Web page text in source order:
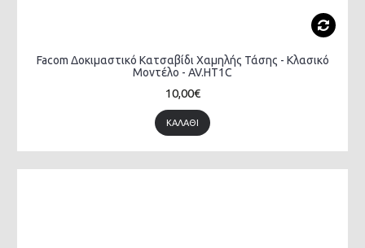
Facom Δοκιμαστικό Κατσαβίδι Χαμηλής Τάσης - Κλασικό
Μοντέλο - AV.HT1C
10,00€
ΚΑΛΆΘΙ